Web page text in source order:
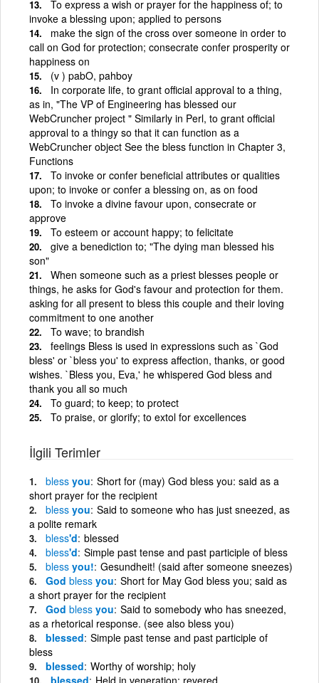
To express a wish or prayer for the happiness of; to
invoke a blessing upon; applied to persons
make the sign of the cross over someone in order to
call on God for protection; consecrate confer prosperity or
happiness on
(v ) pabO, pahboy
In corporate life, to grant official approval to a thing,
as in, "The VP of Engineering has blessed our
WebCruncher project " Similarly in Perl, to grant official
approval to a thingy so that it can function as a
WebCruncher object See the bless function in Chapter 3,
Functions
To invoke or confer beneficial attributes or qualities
upon; to invoke or confer a blessing on, as on food
To invoke a divine favour upon, consecrate or
approve
To esteem or account happy; to felicitate
give a benediction to; "The dying man blessed his
son"
When someone such as a priest blesses people or
things, he asks for God's favour and protection for them.
asking for all present to bless this couple and their loving
commitment to one another
To wave; to brandish
feelings Bless is used in expressions such as `God
bless' or `bless you' to express affection, thanks, or good
wishes. `Bless you, Eva,' he whispered God bless and
thank you all so much
To guard; to keep; to protect
To praise, or glorify; to extol for excellences
İlgili Terimler
bless you Short for (may) God bless you: said as a
short prayer for the recipient
bless you Said to someone who has just sneezed, as
a polite remark
bless'd blessed
bless'd Simple past tense and past participle of bless
bless you! Gesundheit! (said after someone sneezes)
God bless you Short for May God bless you; said as
a short prayer for the recipient
God bless you Said to somebody who has sneezed,
as a rhetorical response. (see also bless you)
blessed Simple past tense and past participle of
bless
blessed Worthy of worship; holy
blessed Held in veneration; revered